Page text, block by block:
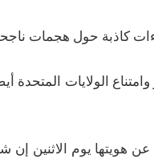
كاذبة حول هجمات
وامتناع الولايات
يوم الاثنين إن